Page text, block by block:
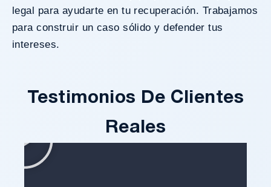
legal para ayudarte en tu recuperación. Trabajamos
para construir un caso sólido y defender tus
intereses.
Testimonios De Clientes
Reales